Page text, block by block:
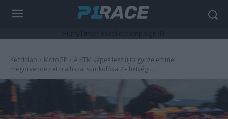
Kezdőlap MotoGP
A KTM képes lesz újra győzelemmel
megörvendeztetni a hazai szurkolókat? – hétvégi...